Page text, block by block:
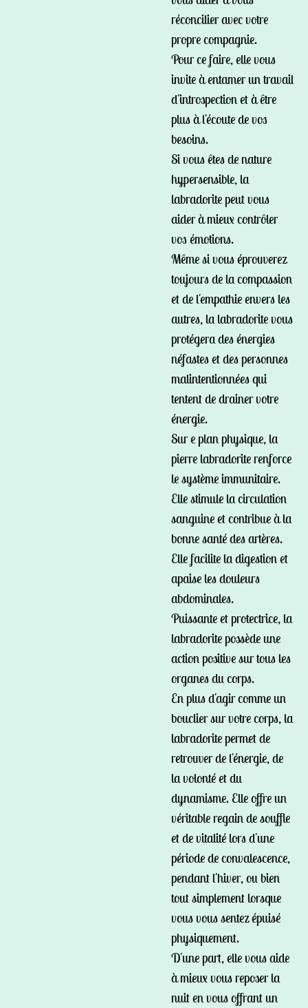
réconcilier avec votre
propre compagnie.
Pour ce faire, elle vous
invite à entamer un travail
d'introspection et à être
plus à l'écoute de vos
besoins.
Si vous êtes de nature
hypersensible, la
labradorite peut vous
aider à mieux contrôler
vos émotions.
Même si vous éprouverez
toujours de la compassion
et de l'empathie envers les
autres, la labradorite vous
protégera des énergies
néfastes et des personnes
malintentionnées qui
tentent de drainer votre
énergie.
Sur e plan physique, la
pierre labradorite renforce
le système immunitaire.
Elle stimule la circulation
sanguine et contribue à la
bonne santé des artères.
Elle facilite la digestion et
apaise les douleurs
abdominales.
Puissante et protectrice, la
labradorite possède une
action positive sur tous les
organes du corps.
En plus d'agir comme un
bouclier sur votre corps, la
labradorite permet de
retrouver de l'énergie, de
la volonté et du
dynamisme. Elle offre un
véritable regain de souffle
et de vitalité lors d'une
période de convalescence,
pendant l'hiver, ou bien
tout simplement lorsque
vous vous sentez épuisé
physiquement.
D'une part, elle vous aide
à mieux vous reposer la
nuit en vous offrant un